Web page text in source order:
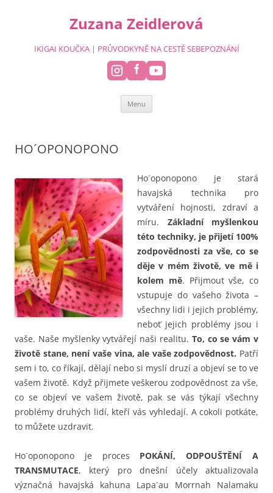
Zuzana Zeidlerová
IKIGAI KOUČKA | PRŮVODKYNĚ NA CESTĚ SEBEPOZNÁNÍ
Menu
HO´OPONOPONO
Ho´oponopono je stará
havajská technika pro
vytváření hojnosti, zdraví a
míru. Základní myšlenkou
této techniky, je přijetí 100%
zodpovědnosti za vše, co se
děje v mém životě, ve mě i
kolem mě. Přijmout vše, co
vstupuje do vašeho života –
všechny lidi i jejich problémy,
neboť jejich problémy jsou i
vaše. Naše myšlenky vytvářejí naši realitu. To, co se vám v
životě stane, není vaše vina, ale vaše zodpovědnost. Patří
sem i to, co říkají, dělají nebo si myslí druzí a objeví se to ve
vašem životě. Když přijmete veškerou zodpovědnost za vše,
co se objeví ve vašem životě, pak se vás týkají všechny
problémy druhých lidí, kteří vás vyhledají. A cokoli potkáte,
to můžete uzdravit.
Ho´oponopono je proces POKÁNÍ, ODPOUŠTĚNÍ A
TRANSMUTACE, který pro dnešní účely aktualizovala
význačná havajská kahuna Lapa´au Morrnah Nalamaku